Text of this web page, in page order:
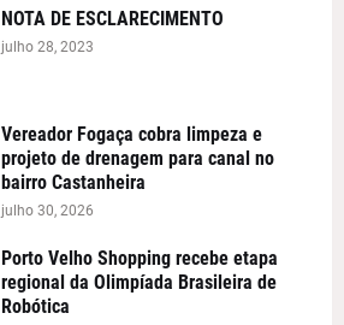
NOTA DE ESCLARECIMENTO
julho 28, 2023
Vereador Fogaça cobra limpeza e
projeto de drenagem para canal no
bairro Castanheira
julho 30, 2026
Porto Velho Shopping recebe etapa
regional da Olimpíada Brasileira de
Robótica